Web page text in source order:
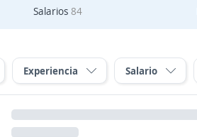
Salarios 84
Experiencia Salario